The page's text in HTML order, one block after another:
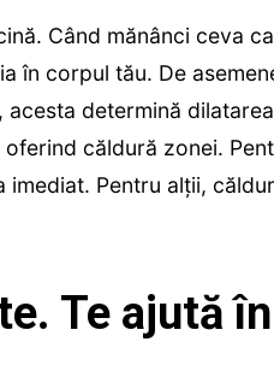
Când mănânci ceva
în corpul tău. De
determină
căldură zonei.
imediat. Pentru alții,
Te ajută în